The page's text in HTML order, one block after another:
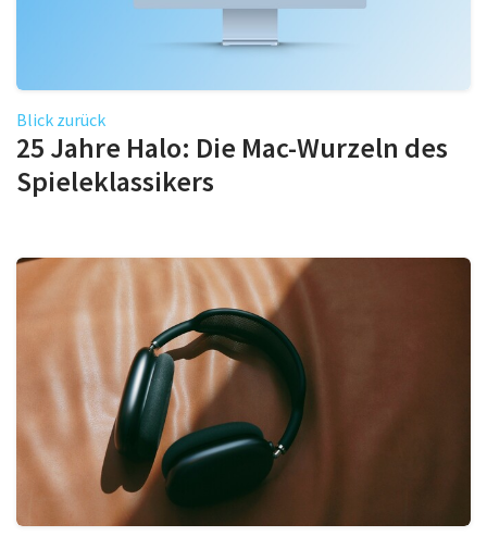
Blick zurück
25 Jahre Halo: Die Mac-Wurzeln des
Spieleklassikers